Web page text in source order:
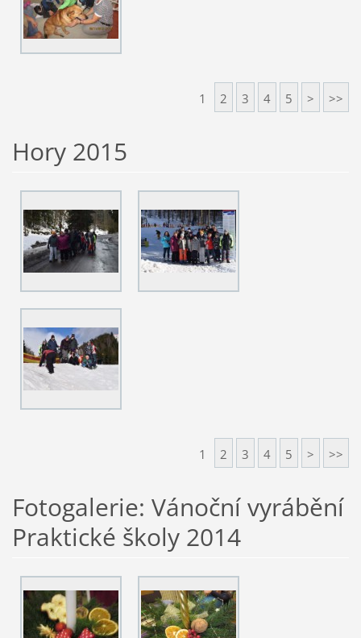
1 2 3 4 5 > >>
Hory 2015
1 2 3 4 5 > >>
Fotogalerie: Vánoční vyrábění
Praktické školy 2014